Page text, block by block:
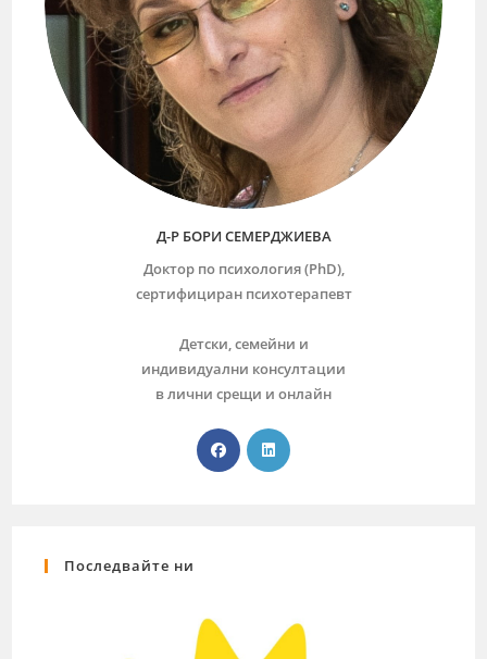
Д-Р БОРИ СЕМЕРДЖИЕВА
Доктор по психология (PhD),
сертифициран психотерапевт
Детски, семейни и
индивидуални консултации
в лични срещи и онлайн
Последвайте ни